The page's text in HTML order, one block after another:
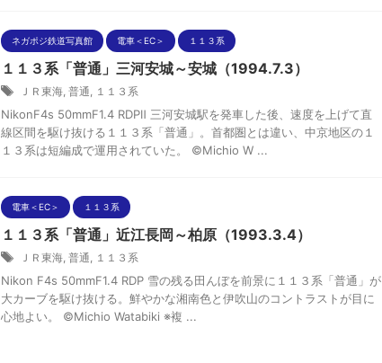
ネガポジ鉄道写真館 電車＜EC＞ １１３系
１１３系「普通」三河安城～安城（1994.7.3）
ＪＲ東海, 普通, １１３系
NikonF4s 50mmF1.4 RDPⅡ 三河安城駅を発車した後、速度を上げて直
線区間を駆け抜ける１１３系「普通」。首都圏とは違い、中京地区の１
１３系は短編成で運用されていた。 ©Michio W ...
電車＜EC＞ １１３系
１１３系「普通」近江長岡～柏原（1993.3.4）
ＪＲ東海, 普通, １１３系
Nikon F4s 50mmF1.4 RDP 雪の残る田んぼを前景に１１３系「普通」が
大カーブを駆け抜ける。鮮やかな湘南色と伊吹山のコントラストが目に
心地よい。 ©Michio Watabiki ※複 ...